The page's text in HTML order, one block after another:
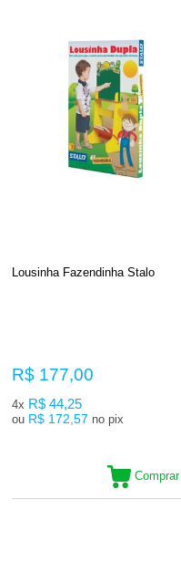
Lousinha Fazendinha Stalo
R$ 177,00
4x R$ 44,25
ou R$ 172,57 no pix
Comprar